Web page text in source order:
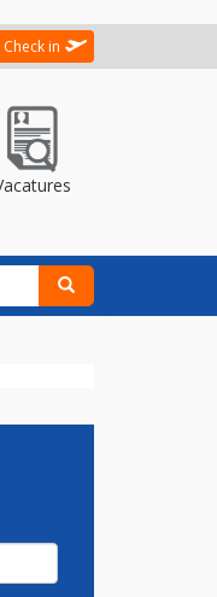
Check in